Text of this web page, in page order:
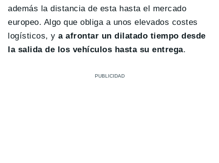
además la distancia de esta hasta el mercado
europeo. Algo que obliga a unos elevados costes
logísticos, ya afrontar un dilatado tiempo desde
la salida de los vehículos hasta su entrega.